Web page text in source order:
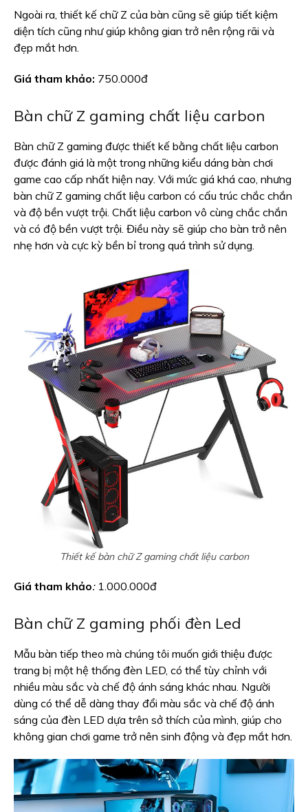
Ngoài ra, thiết kế chữ Z của bàn cũng sẽ giúp tiết kiệm
diện tích cũng như giúp không gian trở nên rộng rãi và
đẹp mắt hơn.
Giá tham khảo: 750.000đ
Bàn chữ Z gaming chất liệu carbon
Bàn chữ Z gaming được thiết kế bằng chất liệu carbon
được đánh giá là một trong những kiểu dáng bàn chơi
game cao cấp nhất hiện nay. Với mức giá khá cao, nhưng
bàn chữ Z gaming chất liệu carbon có cấu trúc chắc chắn
và độ bền vượt trội. Chất liệu carbon vô cùng chắc chắn
và có độ bền vượt trội. Điều này sẽ giúp cho bàn trở nên
nhẹ hơn và cực kỳ bền bỉ trong quá trình sử dụng.
Thiết kế bàn chữ Z gaming chất liệu carbon
Giá tham khảo: 1.000.000đ
Bàn chữ Z gaming phối đèn Led
Mẫu bàn tiếp theo mà chúng tôi muốn giới thiệu được
trang bị một hệ thống đèn LED, có thể tùy chỉnh với
nhiều màu sắc và chế độ ánh sáng khác nhau. Người
dùng có thể dễ dàng thay đổi màu sắc và chế độ ánh
sáng của đèn LED dựa trên sở thích của mình, giúp cho
không gian chơi game trở nên sinh động và đẹp mắt hơn.